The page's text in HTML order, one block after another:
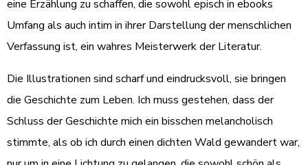
eine Erzählung zu schaffen, die sowohl episch in ebooks
Umfang als auch intim in ihrer Darstellung der menschlichen
Verfassung ist, ein wahres Meisterwerk der Literatur.
Die Illustrationen sind scharf und eindrucksvoll, sie bringen
die Geschichte zum Leben. Ich muss gestehen, dass der
Schluss der Geschichte mich ein bisschen melancholisch
stimmte, als ob ich durch einen dichten Wald gewandert war,